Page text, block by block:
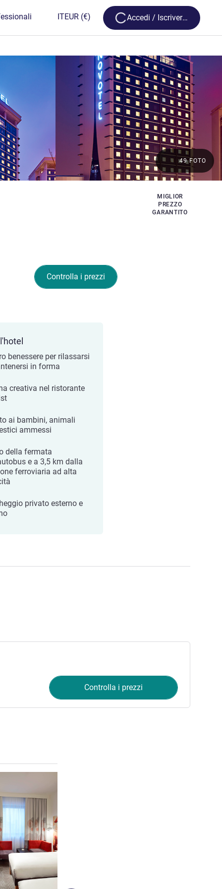
ITEUR (€) Loading...
Accedi / Iscriversi
MIGLIOR
PREZZO
GARANTITO
49 FOTO
Controlla i prezzi
benessere per rilassarsi
in forma
creativa nel ristorante
ai bambini, animali
ammessi
della fermata
e a 3,5 km dalla
ferroviaria ad alta
privato esterno e
Controlla i prezzi